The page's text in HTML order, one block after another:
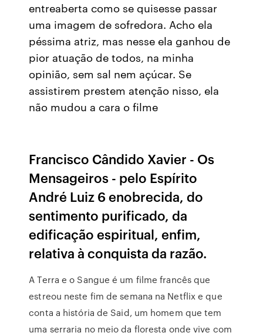
entreaberta como se quisesse passar
uma imagem de sofredora. Acho ela
péssima atriz, mas nesse ela ganhou de
pior atuação de todos, na minha
opinião, sem sal nem açúcar. Se
assistirem prestem atenção nisso, ela
não mudou a cara o filme
Francisco Cândido Xavier - Os
Mensageiros - pelo Espírito
André Luiz 6 enobrecida, do
sentimento purificado, da
edificação espiritual, enfim,
relativa à conquista da razão.
A Terra e o Sangue é um filme francês que
estreou neste fim de semana na Netflix e que
conta a história de Said, um homem que tem
uma serraria no meio da floresta onde vive com